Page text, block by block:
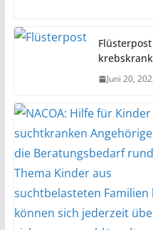
Juni 20,